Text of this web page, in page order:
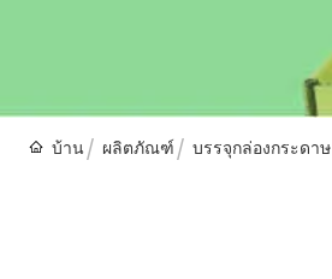
บ้าน ผลิตภัณฑ์ บรรจุกล่องกระดาษ